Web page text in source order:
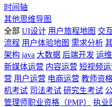
时间轴
其他思维导图
全部 UI设计 用户旅程地图 交
流程 用户体验地图 需求分析
架构 java 大数据 后端开发 运维
新媒体运营 内容运营 短视频运
营 用户运营 电商运营 教师资
机考试 司法考试 研究生考试
管理师职业资格（PMP）
执业